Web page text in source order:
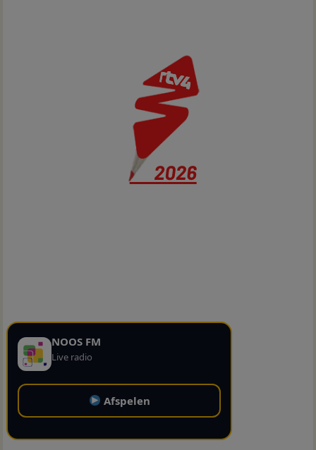
NOOS FM
Live radio
Afspelen